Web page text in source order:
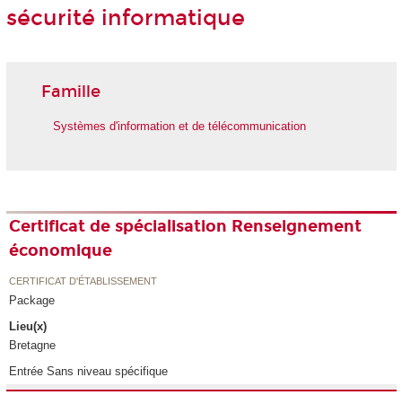
sécurité informatique
Famille
Systèmes d'information et de télécommunication
Certificat de spécialisation Renseignement
économique
CERTIFICAT D'ÉTABLISSEMENT
Package
Lieu(x)
Bretagne
Entrée Sans niveau spécifique